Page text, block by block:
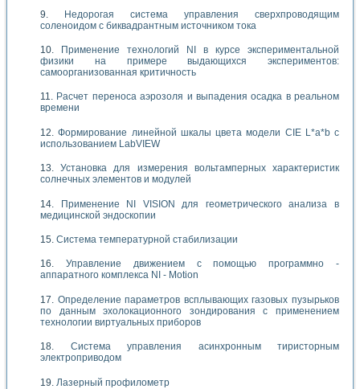
Недорогая система управления сверхпроводящим
соленоидом с биквадрантным источником тока
Применение технологий NI в курсе экспериментальной
физики на примере выдающихся экспериментов:
самоорганизованная критичность
Расчет переноса аэрозоля и выпадения осадка в реальном
времени
Формирование линейной шкалы цвета модели CIE L*a*b с
использованием LabVIEW
Установка для измерения вольтамперных характеристик
солнечных элементов и модулей
Применение NI VISION для геометрического анализа в
медицинской эндоскопии
Система температурной стабилизации
Управление движением с помощью программно -
аппаратного комплекса NI - Motion
Определение параметров всплывающих газовых пузырьков
по данным эхолокационного зондирования с применением
технологии виртуальных приборов
Система управления асинхронным тиристорным
электроприводом
Лазерный профилометр